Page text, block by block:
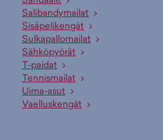
Salibandymailat
Sisäpelikengät
Sulkapallomailat
Sähköpyörät
T-paidat
Tennismailat
Uima-asut
Vaelluskengät